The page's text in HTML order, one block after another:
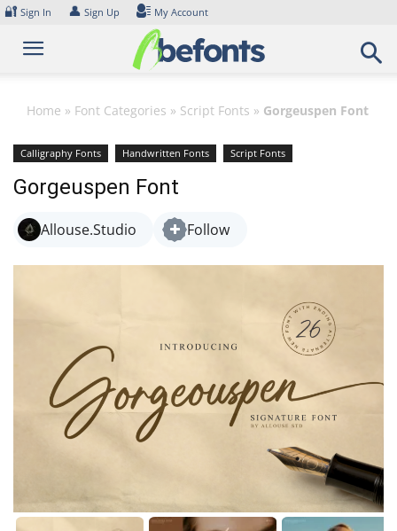
Skip
content
🔐 Sign In 👤 Sign Up My Account
Home » Font Categories » Script Fonts » Gorgeuspen Font
Calligraphy Fonts Handwritten Fonts Script Fonts
Gorgeuspen Font
Allouse.Studio Follow